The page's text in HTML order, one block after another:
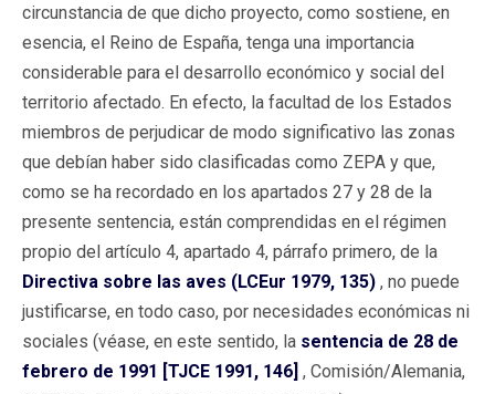
circunstancia de que dicho proyecto, como sostiene, en
esencia, el Reino de España, tenga una importancia
considerable para el desarrollo económico y social del
territorio afectado. En efecto, la facultad de los Estados
miembros de perjudicar de modo significativo las zonas
que debían haber sido clasificadas como ZEPA y que,
como se ha recordado en los apartados 27 y 28 de la
presente sentencia, están comprendidas en el régimen
propio del artículo 4, apartado 4, párrafo primero, de la
Directiva sobre las aves (LCEur 1979, 135) , no puede
justificarse, en todo caso, por necesidades económicas ni
sociales (véase, en este sentido, la sentencia de 28 de
febrero de 1991 [TJCE 1991, 146] , Comisión/Alemania,